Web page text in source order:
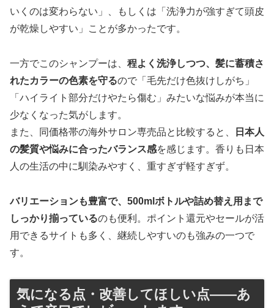
いくのは変わらない」、もしくは「洗浄力が強すぎて頭皮
が乾燥しやすい」ことが多かったです。
一方でこのシャンプーは、 程よく洗浄しつつ、髪に蓄積さ
れたカラーの色素を守るので「毛先だけ色抜けしがち」
「ハイライト部分だけやたら傷む」みたいな悩みが本当に
少なくなった気がします。
また、同価格帯の海外サロン専売品と比較すると、
日本人
の髪質や悩みに合ったバランス感を感じます。香りも日本
人の生活の中に馴染みやすく、重すぎず軽すぎず。
バリエーションも豊富で、500mlボトルや詰め替え用まで
しっかり揃っているのも便利。ポイント還元やセールが活
用できるサイトも多く、継続しやすいのも強みの一つで
す。
気になる点・改善してほしい点――あ